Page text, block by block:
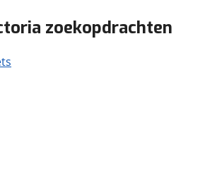
zoekopdrachten